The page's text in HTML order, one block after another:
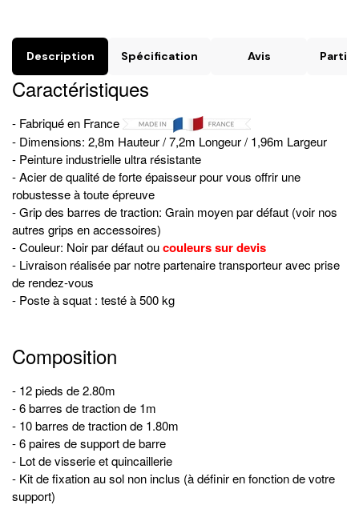
Description Spécification Avis
Caractéristiques
- Fabriqué en France
- Dimensions: 2,8m Hauteur / 7,2m Longeur / 1,96m Largeur
- Peinture industrielle ultra résistante
- Acier de qualité de forte épaisseur pour vous offrir une
robustesse à toute épreuve
- Grip des barres de traction: Grain moyen par défaut (voir nos
autres grips en accessoires)
- Couleur: Noir par défaut oucouleurs sur devis
- Livraison réalisée par notre partenaire transporteur avec prise
de rendez-vous
- Poste à squat : testé à 500 kg
Composition
- 12 pieds de 2.80m
- 6 barres de traction de 1m
- 10 barres de traction de 1.80m
- 6 paires de support de barre
- Lot de visserie et quincaillerie
- Kit de fixation au sol non inclus (à définir en fonction de votre
support)